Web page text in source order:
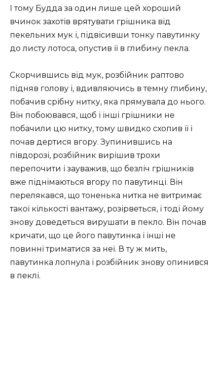
І тому Будда за один лише цей хороший
вчинок захотів врятувати грішника від
пекельних мук і, підвісивши тонку павутинку
до листу лотоса, опустив її в глибину пекла.
Скорчившись від мук, розбійник раптово
підняв голову і, вдивляючись в темну глибину,
побачив срібну нитку, яка прямувала до нього.
Він побоювався, щоб і інші грішники не
побачили цю нитку, тому швидко схопив її і
почав дертися вгору. Зупинившись на
півдорозі, розбійник вирішив трохи
перепочити і зауважив, що безліч грішників
вже піднімаються вгору по павутинці. Він
перелякався, що тоненька нитка не витримає
такої кількості вантажу, розірветься, і тоді йому
знову доведеться вирушати в пекло. Він почав
кричати, що це його павутинка і інші не
повинні триматися за неї. В ту ж мить,
павутинка лопнула і розбійник знову опинився
в пеклі.